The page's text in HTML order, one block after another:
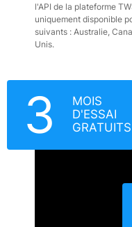
l'API de la plateforme
uniquement disponible
suivants : Australie,
Unis.
3
MOIS
D'ESSAI
GRATUITS